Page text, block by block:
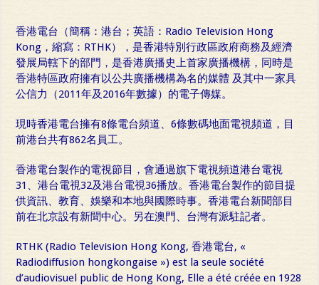
香港電台（簡稱：港台；英語：Radio Television Hong
Kong，縮寫：RTHK），是香港特別行政區政府商務及經濟
發展局轄下的部門，是香港廣播史上首家廣播機構，同時是
香港特區政府擁有以公共廣播機構為名的媒體 及其中一家具
公信力（2011年及2016年數據）的電子傳媒。
現時香港電台擁有8條電台頻道、6條數碼地面電視頻道，目
前港台共有862名員工。
香港電台製作的電視節目，會通過旗下電視頻道港台電視
31、港台電視32及港台電視36播放。香港電台製作的節目提
供資訊、教育、娛樂和本地與國際時事。香港電台新聞部目
前在北京設有新聞中心。另在澳門、台灣有派駐記者。
RTHK (Radio Television Hong Kong, 香港電台, «
Radiodiffusion hongkongaise ») est la seule société
d’audiovisuel public de Hong Kong, Elle a été créée en 1928